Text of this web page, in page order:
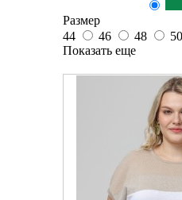
Размер
44
46 48 50
Показать еще